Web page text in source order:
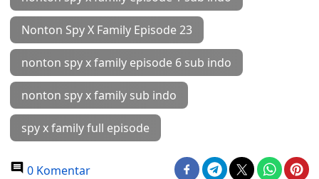
Nonton Spy X Family Episode 23
nonton spy x family episode 6 sub indo
nonton spy x family sub indo
spy x family full episode
0 Komentar